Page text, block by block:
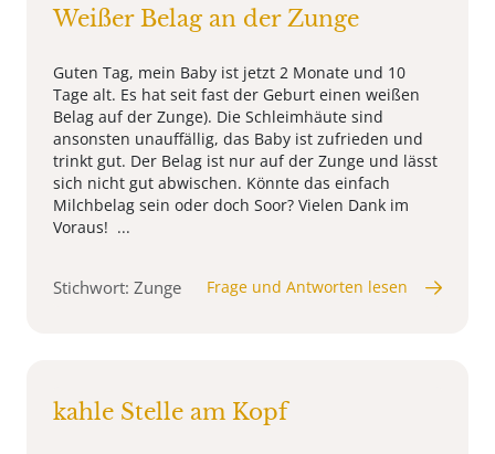
Weißer Belag an der Zunge
Guten Tag, mein Baby ist jetzt 2 Monate und 10
Tage alt. Es hat seit fast der Geburt einen weißen
Belag auf der Zunge). Die Schleimhäute sind
ansonsten unauffällig, das Baby ist zufrieden und
trinkt gut. Der Belag ist nur auf der Zunge und lässt
sich nicht gut abwischen. Könnte das einfach
Milchbelag sein oder doch Soor? Vielen Dank im
Voraus! ...
Stichwort: Zunge Frage und Antworten lesen
kahle Stelle am Kopf